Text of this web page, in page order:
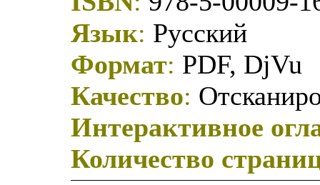
Язык: Русский
Формат: PDF, DjVu
Качество:
Интерактивное
Количество